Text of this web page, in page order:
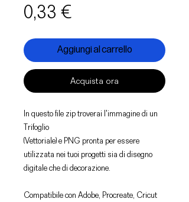
0,33 €
Aggiungi al carrello
Acquista ora
In questo file zip troverai l'immagine di un
Trifoglio
(Vettoriale) e PNG pronta per essere
utilizzata nei tuoi progetti sia di disegno
digitale che di decorazione.
Compatibile con Adobe, Procreate, Cricut